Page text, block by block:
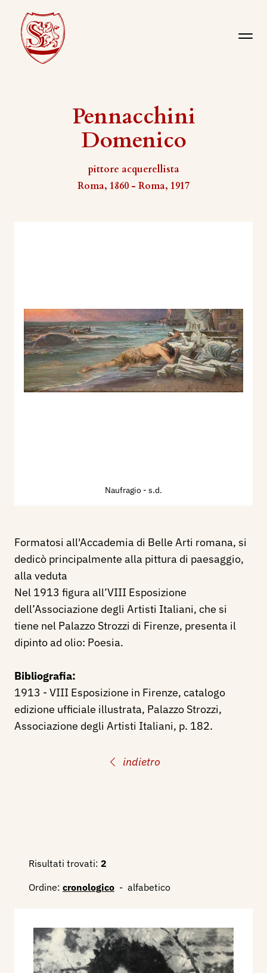
Pennacchini
Domenico
pittore acquerellista
Roma, 1860 - Roma, 1917
indietro
Naufragio - s.d.
Formatosi all'Accademia di Belle Arti romana, si
dedicò principalmente alla pittura di paesaggio,
alla veduta
Nel 1913 figura all’VIII Esposizione
dell’Associazione degli Artisti Italiani, che si
tiene nel Palazzo Strozzi di Firenze, presenta il
dipinto ad olio: Poesia.
Bibliografia:
1913 - VIII Esposizione in Firenze, catalogo
edizione ufficiale illustrata, Palazzo Strozzi,
Associazione degli Artisti Italiani, p. 182.
Risultati trovati: 2
Ordine: cronologico - alfabetico